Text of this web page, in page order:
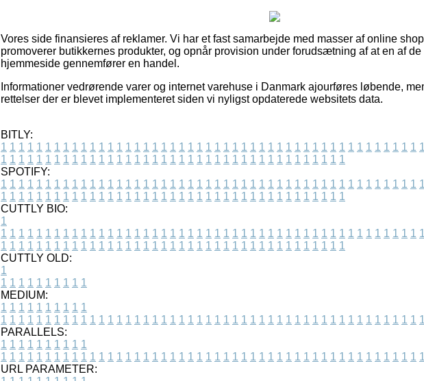
Vores side finansieres af reklamer. Vi har et fast samarbejde med masser af online
promoverer butikkernes produkter, og opnår provision under forudsætning af at en af
hjemmeside gennemfører en handel.
Informationer vedrørende varer og internet varehuse i Danmark ajourføres løbende,
rettelser der er blevet implementeret siden vi nyligst opdaterede websitets data.
BITLY:
1 1 1 1 1 1 1 1 1 1 1 1 1 1 1 1 1 1 1 1 1 1 1 1 1 1 1 1 1 1 1 1 1 1 1 1 1 1 1 1 1 1 1 1 1 1 1 1
1 1 1 1 1 1 1 1 1 1 1 1 1 1 1 1 1 1 1 1 1 1 1 1 1 1 1 1 1 1 1 1 1 1 1 1 1 1 1
SPOTIFY:
1 1 1 1 1 1 1 1 1 1 1 1 1 1 1 1 1 1 1 1 1 1 1 1 1 1 1 1 1 1 1 1 1 1 1 1 1 1 1 1 1 1 1 1 1 1 1 1
1 1 1 1 1 1 1 1 1 1 1 1 1 1 1 1 1 1 1 1 1 1 1 1 1 1 1 1 1 1 1 1 1 1 1 1 1 1 1
CUTTLY BIO:
1
1 1 1 1 1 1 1 1 1 1 1 1 1 1 1 1 1 1 1 1 1 1 1 1 1 1 1 1 1 1 1 1 1 1 1 1 1 1 1 1 1 1 1 1 1 1 1 1
1 1 1 1 1 1 1 1 1 1 1 1 1 1 1 1 1 1 1 1 1 1 1 1 1 1 1 1 1 1 1 1 1 1 1 1 1 1 1
CUTTLY OLD:
1
1 1 1 1 1 1 1 1 1 1
MEDIUM:
1 1 1 1 1 1 1 1 1 1
1 1 1 1 1 1 1 1 1 1 1 1 1 1 1 1 1 1 1 1 1 1 1 1 1 1 1 1 1 1 1 1 1 1 1 1 1 1 1 1 1 1 1 1 1 1 1 1
PARALLELS:
1 1 1 1 1 1 1 1 1 1
1 1 1 1 1 1 1 1 1 1 1 1 1 1 1 1 1 1 1 1 1 1 1 1 1 1 1 1 1 1 1 1 1 1 1 1 1 1 1 1 1 1 1 1 1 1 1 1
URL PARAMETER: